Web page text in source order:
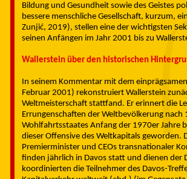
Bildung und Gesundheit sowie des Geistes
bessere menschliche Gesellschaft, kurzum,
Zunjić, 2019), stellen eine der wichtigsten
seinen Anfängen im Jahr 2001 bis zu
Wallerstein über den historischen
In seinem Kommentar mit dem
Februar 2001) rekonstruiert Wallerstein
Weltmeisterschaft stattfand. Er erinnert die
Errungenschaften der Weltbevölkerung nach
Wohlfahrtsstaates Anfang der 1970er Jahre
dieser Offensive des Weltkapitals geworden.
Premierminister und CEOs transnationaler
finden jährlich in Davos statt und dienen der
koordinierten die Teilnehmer des Davos-